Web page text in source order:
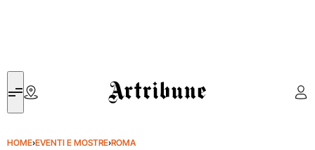
Artribune
HOME›EVENTI E MOSTRE›ROMA